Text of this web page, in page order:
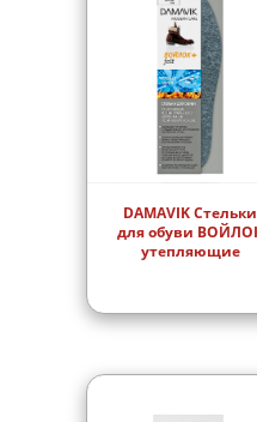
DAMAVIK Стельки
для обуви ВОЙЛОК
утепляющие